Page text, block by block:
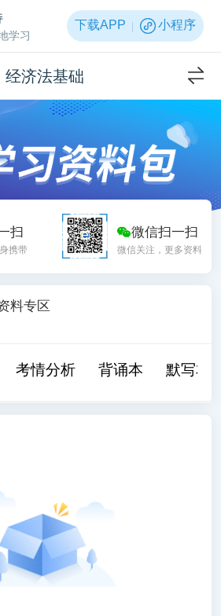
学习
下载APP 小程序
经济法基础
扫
携带
微信扫一扫
微信关注，更多资料
料专区
考情分析 背诵本 默写本